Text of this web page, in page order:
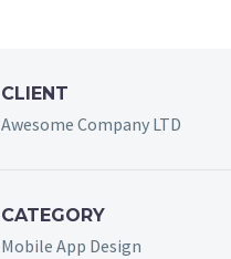
CLIENT
Awesome Company LTD
CATEGORY
Mobile App Design